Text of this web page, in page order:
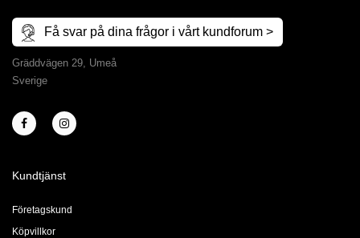
Få svar på dina frågor i vårt kundforum >
Gräddvägen 29, Umeå
Sverige
Kundtjänst
Företagskund
Köpvillkor